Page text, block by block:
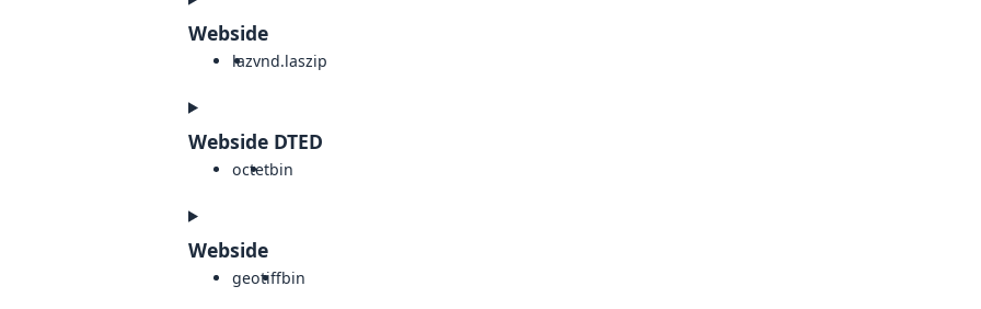
Webside
lazvnd.laszip
Webside DTED
octetbin
Webside
geotiffbin